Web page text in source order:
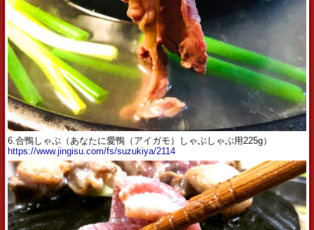
6.合鴨しゃぶ（あなたに愛鴨（アイガモ）しゃぶしゃぶ用225g）
https://www.jingisu.com/fs/suzukiya/2114